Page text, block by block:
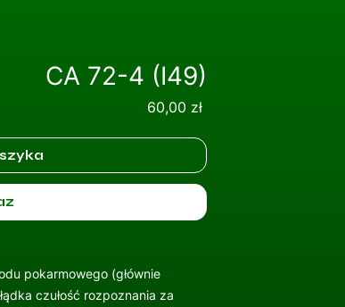
CA 72-4 (I49)
60,00 złCena
pokarmowego (głównie
czułość rozpoznania za